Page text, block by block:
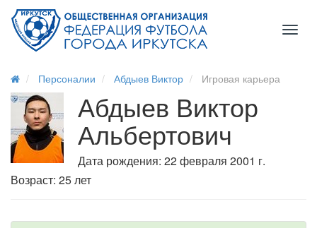
Персоналии Абдыев Виктор Игровая карьера
Абдыев Виктор
Альбертович
Дата рождения: 22 февраля 2001 г.
Возраст: 25 лет